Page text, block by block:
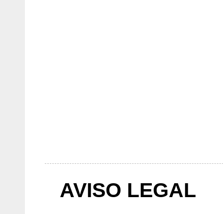
AVISO LEGAL